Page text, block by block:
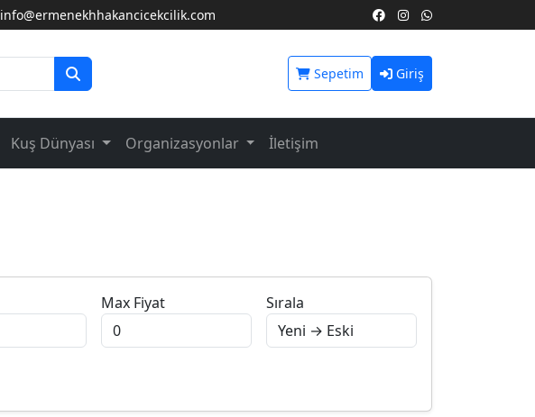
info@ermenekhhakancicekcilik.com
Sepetim Giriş
Kuş Dünyası Organizasyonlar İletişim
Max Fiyat Sırala